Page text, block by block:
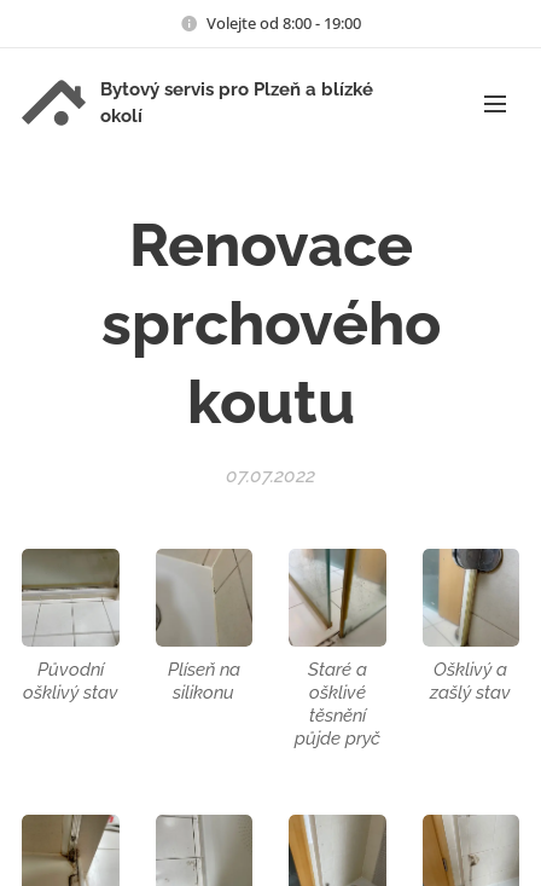
Volejte od 8:00 - 19:00
Bytový servis pro Plzeň a blízké
okolí
Renovace
sprchového
koutu
07.07.2022
Původní
ošklivý stav
Plíseň na
silikonu
Staré a
ošklivé
těsnění
půjde pryč
Ošklivý a
zašlý stav